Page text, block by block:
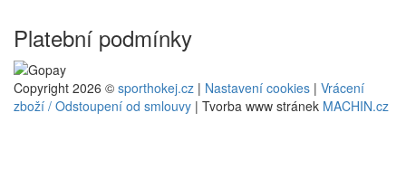
Platební podmínky
Copyright 2026 © sporthokej.cz | Nastavení cookies | Vrácení
zboží / Odstoupení od smlouvy | Tvorba www stránek MACHIN.cz